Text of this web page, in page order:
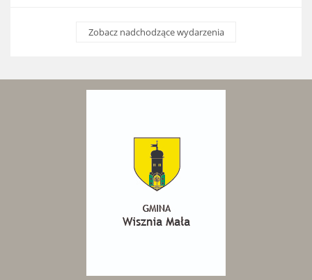
Zobacz nadchodzące wydarzenia